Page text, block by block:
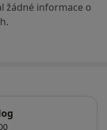
žádné informace o